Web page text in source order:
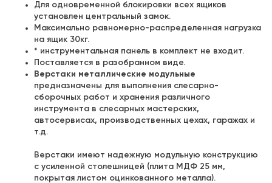
Для одновременной блокировки всех ящиков
установлен центральный замок.
Максимально равномерно-распределенная нагрузка
на ящик 30кг.
* инструментальная панель в комплект не входит.
Поставляется в разобранном виде.
Верстаки металлические модульные
предназначены для выполнения слесарно-
сборочных работ и хранения различного
инструмента в слесарных мастерских,
автосервисах, производственных цехах, гаражах и
т.д.
Верстаки имеют надежную модульную конструкцию
с усиленной столешницей (плита МДФ 25 мм,
покрытая листом оцинкованного металла).